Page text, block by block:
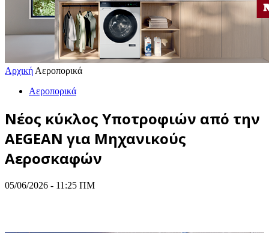
Αρχική Αεροπορικά
Αεροπορικά
Νέος κύκλος Υποτροφιών από την
AEGEAN για Μηχανικούς
Αεροσκαφών
05/06/2026 - 11:25 ΠΜ